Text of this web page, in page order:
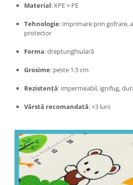
Beteala si ghirlande Craciun
Brazi de Craciun
Costume Craciun
Decoratiuni luminoase exterioare &
interioare
Figurine muzicale
Furtun - Tub - rola craciun
Instalatii Craciun 220V
Instalatii de Craciun
Instalatii liniare si role de furtun
luminos
Instalatii liniare/sir
Instalatii perdea
Material: XPE + PE
Tehnologie: imprimare prin gofrare,
protector
Forma: dreptunghiulară
Grosime: peste 1.5 cm
Rezistență: impermeabil, ignifug,
Vârstă recomandată: +3 luni